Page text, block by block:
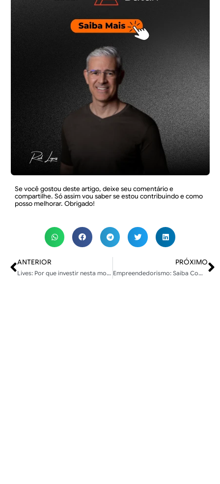
Se você gostou deste artigo, deixe seu comentário e
compartilhe. Só assim vou saber se estou contribuindo e como
posso melhorar. Obrigado!
ANTERIOR
Lives: Por que investir nesta modalidade?
PRÓXIMO
Empreendedorismo: Saiba Como Traçar Metas E Ter Resultados